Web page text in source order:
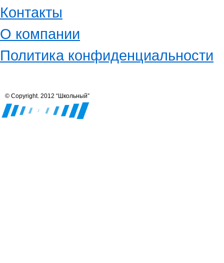
Контакты
О компании
Политика конфиденциальности
© Copyright. 2012 “Школьный”